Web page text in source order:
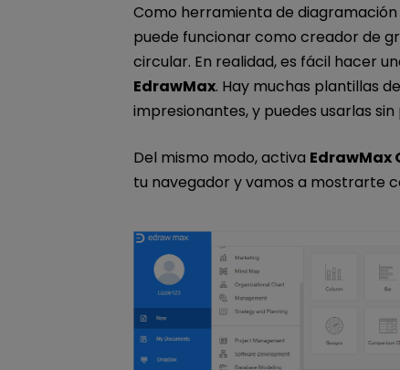
Como herramienta de diagramación
puede funcionar como creador de
circular. En realidad, es fácil hacer
EdrawMax. Hay muchas plantillas
impresionantes, y puedes usarlas
Del mismo modo, activa EdrawMax
tu navegador y vamos a mostrarte